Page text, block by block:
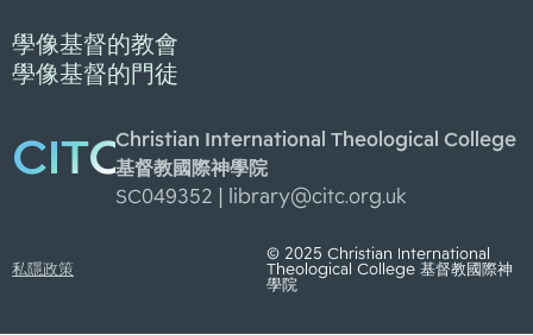
學像基督的教會
學像基督的門徒
CITCChristian International Theological College
基督教國際神學院
SC049352 |
library@citc.org.uk
私隱政策
© 2025 Christian International
Theological College 基督教國際神
學院